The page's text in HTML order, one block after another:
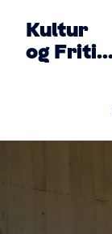
hovedindhold
Kultur
og Fritid